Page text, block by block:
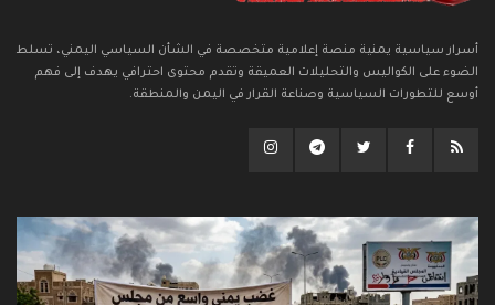
أسرار سياسية يمنية منصة إعلامية متخصصة في الشأن السياسي اليمني، تسلط
الضوء على الكواليس والتحليلات العميقة وتقدم محتوى احترافي يهدف إلى فهم
أوسع للتطورات السياسية وصناعة القرار في اليمن والمنطقة.